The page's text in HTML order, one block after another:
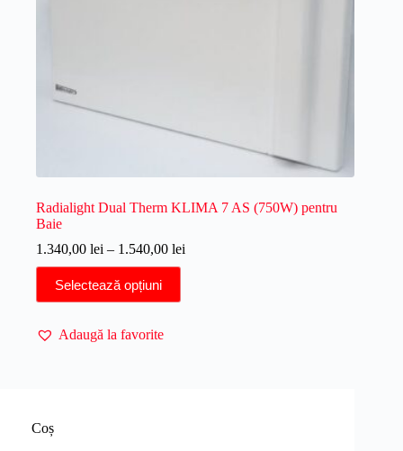
Radialight Dual Therm KLIMA 7 AS (750W) pentru
Baie
1.340,00 lei – 1.540,00 lei
Selectează opțiuni
Acest
produs
are
multe
în
Adaugă la favorite
Coș